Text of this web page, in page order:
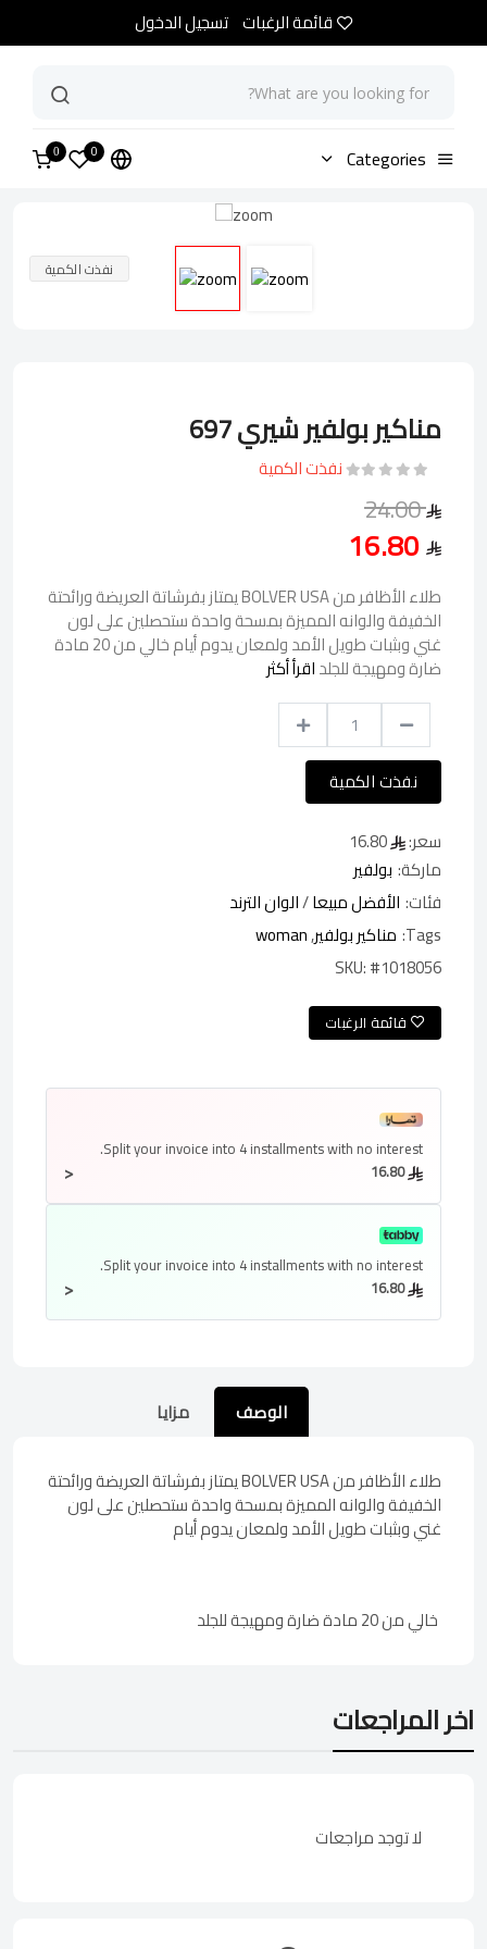
قائمة الرغبات تسجيل الدخول
Categories
0
0 الرئيسية مناكير بولفير شيري 697
نفذت الكمية
مناكير بولفير شيري 697
نفذت الكمية
24.00
طلاء الأظافر من BOLVER USA يمتاز بفرشاتة العريضة ورائحتة
الخفيفة والوانه المميزة بمسحة واحدة ستحصلين على لون
غني وبثبات طويل الأمد ولمعان يدوم أيام خالي من 20 مادة
ضارة ومهيجة للجلداقرأ أكثر
نفذت الكمية
سعر:
ماركة: بولفير
فئات: الأفضل مبيعا/الوان الترند
Tags: مناكير بولفير,
woman
SKU:#1018056
قائمة الرغبات
Split your invoice into 4 installmentswith no interest.
< 16.80
Split your invoice into 4 installmentswith no interest.
< 16.80
الوصف مزايا
طلاء الأظافر من BOLVER USA يمتاز بفرشاتة العريضة ورائحتة
الخفيفة والوانه المميزة بمسحة واحدة ستحصلين على لون
غني وبثبات طويل الأمد ولمعان يدوم أيام
خالي من 20 مادة ضارة ومهيجة للجلد
اخر المراجعات
لا توجد مراجعات